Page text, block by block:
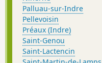
Palluau-sur-Indre
Pellevoisin
Préaux (Indre)
Saint-Genou
Saint-Lactencin